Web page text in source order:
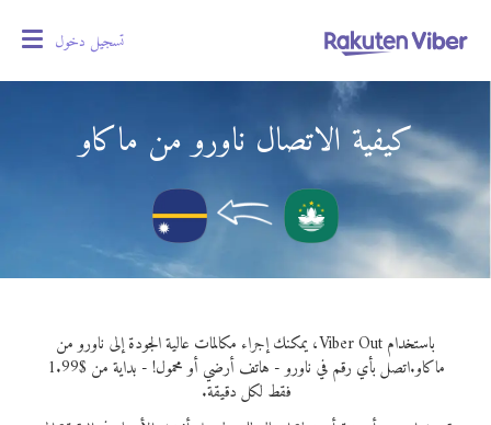
تسجيل دخول
كيفية الاتصال ناورو من ماكاو
باستخدام Viber Out، يمكنك إجراء مكالمات عالية الجودة إلى ناورو من
ماكاو.
اتصل بأي رقم في ناورو - هاتف أرضي أو محمول! - بداية من $1.99
فقط لكل دقيقة.